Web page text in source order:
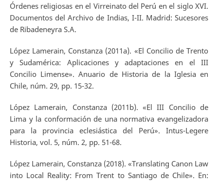
Órdenes religiosas en el Virreinato del Perú en el siglo XVI.
Documentos del Archivo de Indias, I-II. Madrid: Sucesores
de Ribadeneyra S.A.
López Lamerain, Constanza (2011a). «El Concilio de Trento
y Sudamérica: Aplicaciones y adaptaciones en el III
Concilio Limense». Anuario de Historia de la Iglesia en
Chile, núm. 29, pp. 15-32.
López Lamerain, Constanza (2011b). «El III Concilio de
Lima y la conformación de una normativa evangelizadora
para la provincia eclesiástica del Perú». Intus-Legere
Historia, vol. 5, núm. 2, pp. 51-68.
López Lamerain, Constanza (2018). «Translating Canon Law
into Local Reality: From Trent to Santiago de Chile». En: